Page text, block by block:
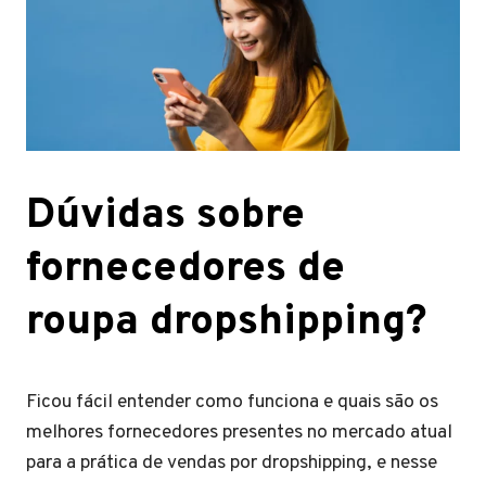
Dúvidas sobre
fornecedores de
roupa dropshipping?
Ficou fácil entender como funciona e quais são os
melhores fornecedores presentes no mercado atual
para a prática de vendas por dropshipping, e nesse